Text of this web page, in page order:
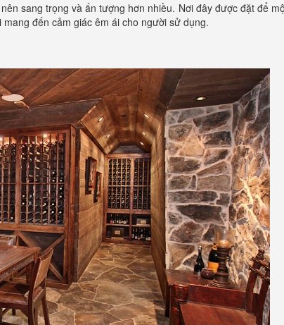
sang trọng và ấn tượng hơn nhiều. Nơi đây được đặt để
đến cảm giác êm ái cho người sử dụng.